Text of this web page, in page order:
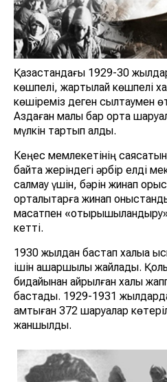
Қазақстандағы 1929-30
көшпелі, жартылай көшпелі
көшіреміз деген сылтаумен
Аздаған малы бар орта
мүлкін тартып алды.
Кеңес мемлекетінің
байтақ жеріндегі әрбір елді
салмау үшін, бәрін жинап орыс
орталықтарға жинап
мақсатпен
кетті.
1930 жылдан бастап халыққа
ішін ашаршылық жайлады.
бидайынан айрылған халық
бастады. 1929-1931
қамтыған 372 шаруалар
жаншылды.